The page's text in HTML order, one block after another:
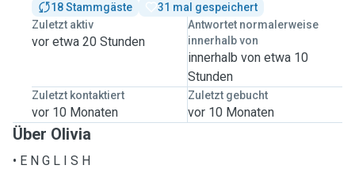
18 Stammgäste
31 mal gespeichert
Zuletzt aktiv
vor etwa 20 Stunden
Antwortet normalerweise
innerhalb von
innerhalb von etwa 10
Stunden
Zuletzt kontaktiert
vor 10 Monaten
Zuletzt gebucht
vor 10 Monaten
Über Olivia
• E N G L I S H